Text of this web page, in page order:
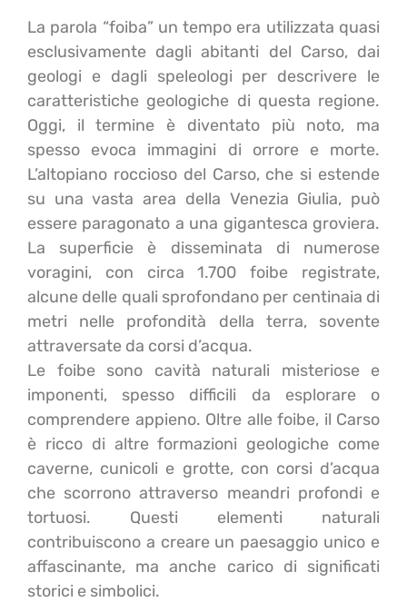
La parola “foiba” un tempo era utilizzata quasi
esclusivamente dagli abitanti del Carso, dai
geologi e dagli speleologi per descrivere le
caratteristiche geologiche di questa regione.
Oggi, il termine è diventato più noto, ma
spesso evoca immagini di orrore e morte.
L’altopiano roccioso del Carso, che si estende
su una vasta area della Venezia Giulia, può
essere paragonato a una gigantesca groviera.
La superficie è disseminata di numerose
voragini, con circa 1.700 foibe registrate,
alcune delle quali sprofondano per centinaia di
metri nelle profondità della terra, sovente
attraversate da corsi d’acqua.
Le foibe sono cavità naturali misteriose e
imponenti, spesso difficili da esplorare o
comprendere appieno. Oltre alle foibe, il Carso
è ricco di altre formazioni geologiche come
caverne, cunicoli e grotte, con corsi d’acqua
che scorrono attraverso meandri profondi e
tortuosi. Questi elementi naturali
contribuiscono a creare un paesaggio unico e
affascinante, ma anche carico di significati
storici e simbolici.